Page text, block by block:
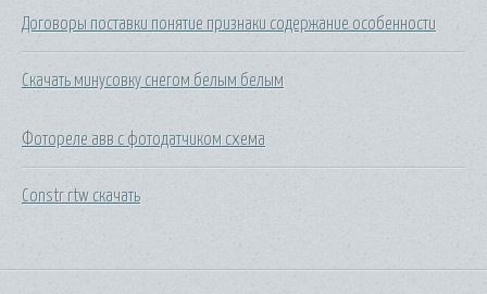
Договоры поставки понятие признаки содержание особенности
Скачать минусовку снегом белым белым
Фотореле авв с фотодатчиком схема
Constr rtw скачать